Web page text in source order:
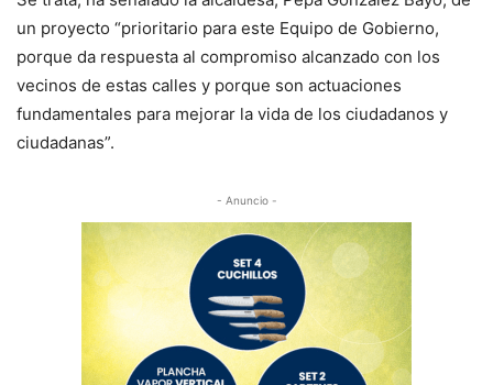
un proyecto “prioritario para este Equipo de Gobierno,
porque da respuesta al compromiso alcanzado con los
vecinos de estas calles y porque son actuaciones
fundamentales para mejorar la vida de los ciudadanos y
ciudadanas”.
- Anuncio -